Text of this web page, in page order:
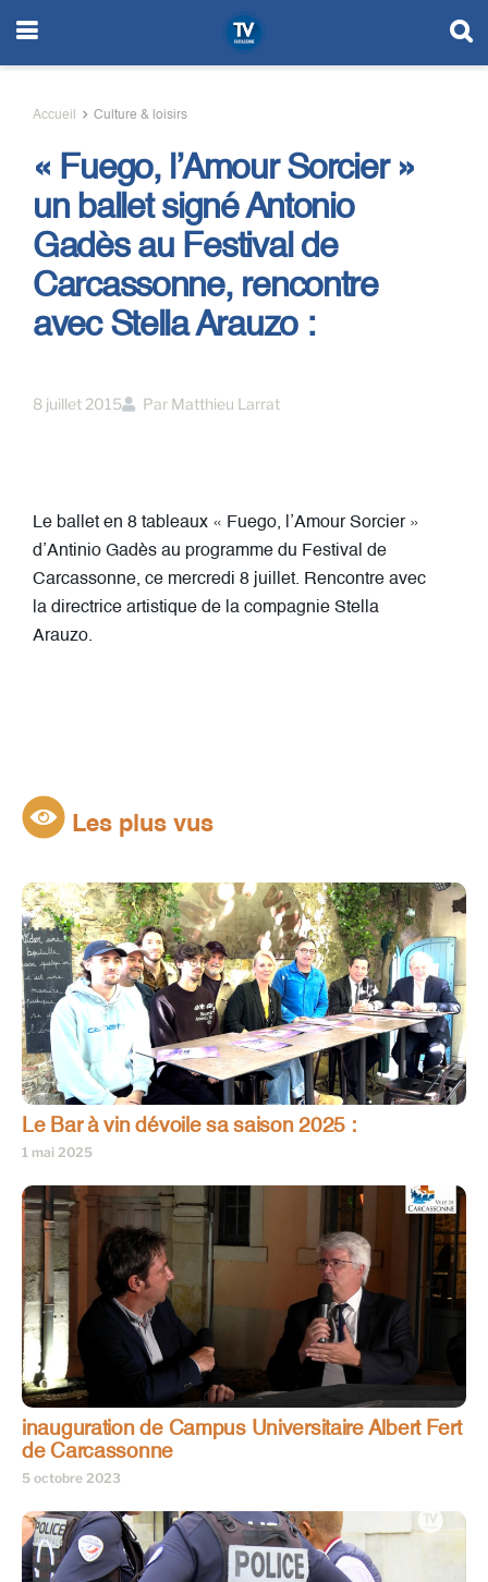
Accueil Culture & loisirs
« Fuego, l’Amour Sorcier »
un ballet signé Antonio
Gadès au Festival de
Carcassonne, rencontre
avec Stella Arauzo :
8 juillet 2015 Par Matthieu Larrat
Le ballet en 8 tableaux « Fuego, l’Amour Sorcier »
d’Antinio Gadès au programme du Festival de
Carcassonne, ce mercredi 8 juillet. Rencontre avec
la directrice artistique de la compagnie Stella
Arauzo.
Les plus vus
Le Bar à vin dévoile sa saison 2025 :
1 mai 2025
inauguration de Campus Universitaire Albert Fert
de Carcassonne
5 octobre 2023